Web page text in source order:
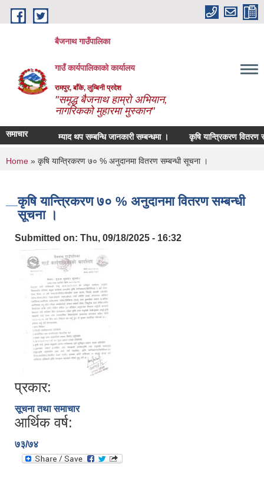
Skip to main content
बैजनाथ गाउँपालिका
गाउँ कार्यपालिकाको कार्यालय
रामपुर, बाँके, लुम्बिनी प्रदेश
"समृद्ध बैजनाथ हाम्रो अभियान,
नागरिकको मुहारमा मुस्कान"
समाचार म्याद थप सम्बन्धि जानकारी सम्बन्धमा । कृषि यान्त्रिकरण वितरण
You are here
Home » कृषि यान्त्रिकरण ७० % अनुदानमा वितरण सम्बन्धी सूचना ।
कृषि यान्त्रिकरण ७० % अनुदानमा वितरण सम्बन्धी
सूचना ।
Submitted on: Thu, 09/18/2025 - 16:32
प्रकार:
सूचना तथा समाचार
आर्थिक वर्ष:
७३/७४